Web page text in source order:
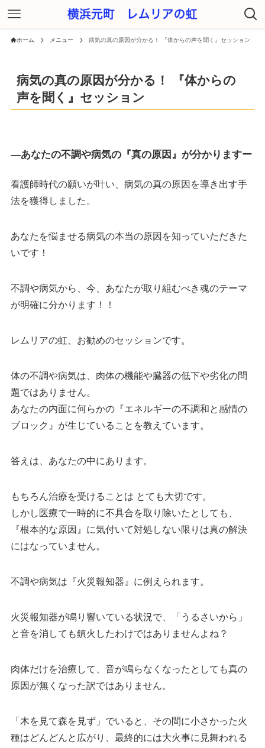
ホーム メニュー 病気の真の原因が分かる！ 『体からの声を聞く』セッション
病気の真の原因が分かる！ 『体からの
声を聞く』セッション
―あなたの不調や病気の『真の原因』が分かりますー
看護師時代の願いが叶い、病気の真の原因を導き出す手
法を獲得しました。
あなたを悩ませる病気の本当の原因を知っていただきた
いです！
不調や病気から、今、あなたが取り組むべき魂のテーマ
が明確に分かります！！
レムリアの虹、お勧めのセッションです。
体の不調や病気は、肉体の機能や臓器の低下や劣化の問
題ではありません。
あなたの内面に何らかの『エネルギーの不調和と感情の
ブロック』が生じていることを教えています。
答えは、あなたの中にあります。
もちろん治療を受けることは とても大切です。
しかし医療で一時的に不具合を取り除いたとしても、
『根本的な原因』に気付いて対処しない限りは真の解決
にはなっていません。
不調や病気は『火災報知器』に例えられます。
火災報知器が鳴り響いている状況で、「うるさいから」
と音を消しても鎮火したわけではありませんよね？
肉体だけを治療して、音が鳴らなくなったとしても真の
原因が無くなった訳ではありません。
「木を見て森を見ず」でいると、その間に小さかった火
種はどんどんと広がり、最終的には大火事に見舞われる